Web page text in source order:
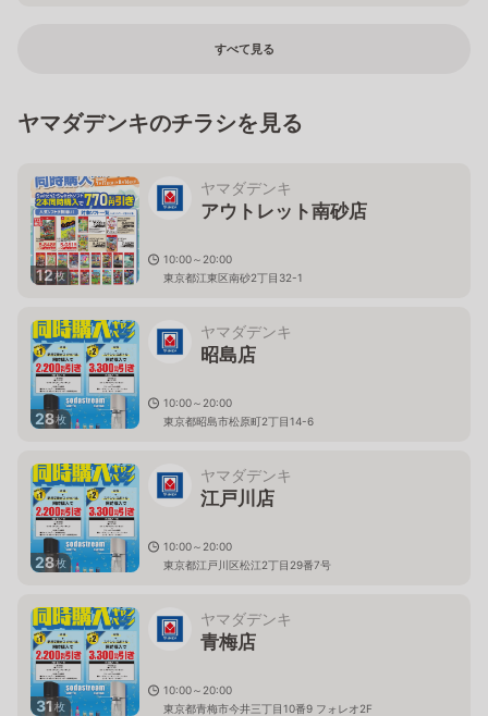
すべて見る
ヤマダデンキのチラシを見る
12枚
ヤマダデンキ
アウトレット南砂店
10:00～20:00
東京都江東区南砂2丁目32-1
28枚
ヤマダデンキ
昭島店
10:00～20:00
東京都昭島市松原町2丁目14-6
28枚
ヤマダデンキ
江戸川店
10:00～20:00
東京都江戸川区松江2丁目29番7号
31枚
ヤマダデンキ
青梅店
10:00～20:00
東京都青梅市今井三丁目10番9 フォレオ2F